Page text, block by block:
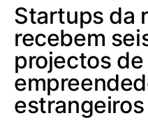
Startups da
recebem
projectos de
estrangeiros